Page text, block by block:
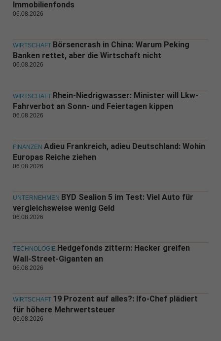
Immobilienfonds
06.08.2026
WIRTSCHAFT Börsencrash in China: Warum Peking
Banken rettet, aber die Wirtschaft nicht
06.08.2026
WIRTSCHAFT Rhein-Niedrigwasser: Minister will Lkw-
Fahrverbot an Sonn- und Feiertagen kippen
06.08.2026
FINANZEN Adieu Frankreich, adieu Deutschland: Wohin
Europas Reiche ziehen
06.08.2026
UNTERNEHMEN BYD Sealion 5 im Test: Viel Auto für
vergleichsweise wenig Geld
06.08.2026
TECHNOLOGIE Hedgefonds zittern: Hacker greifen
Wall-Street-Giganten an
06.08.2026
WIRTSCHAFT 19 Prozent auf alles?: Ifo-Chef plädiert
für höhere Mehrwertsteuer
06.08.2026